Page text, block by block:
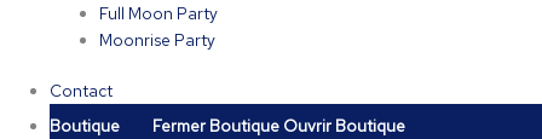
Full Moon Party
Moonrise Party
Contact
Boutique
Fermer Boutique Ouvrir Boutique